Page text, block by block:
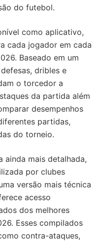
do futebol.
como aplicativo,
cada jogador em cada
Baseado em um
dribles e
o torcedor a
da partida além
desempenhos
partidas,
do torneio.
ainda mais detalhada,
por clubes
versão mais técnica
acesso
dos melhores
Esses compilados
contra-ataques,